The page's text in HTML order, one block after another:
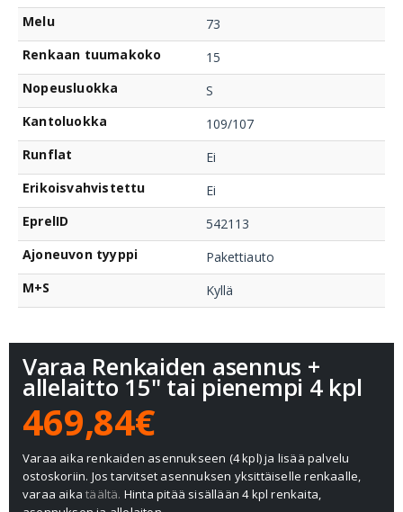
Melu
73
Renkaan tuumakoko
15
Nopeusluokka
S
Kantoluokka
109/107
Runflat
Ei
Erikoisvahvistettu
Ei
EprelID
542113
Ajoneuvon tyyppi
Pakettiauto
M+S
Kyllä
Varaa Renkaiden asennus +
allelaitto 15" tai pienempi 4 kpl
469,84€
Varaa aika renkaiden asennukseen (4 kpl) ja lisää palvelu
ostoskoriin. Jos tarvitset asennuksen yksittäiselle renkaalle,
varaa aikatäältä. Hinta pitää sisällään 4 kpl renkaita,